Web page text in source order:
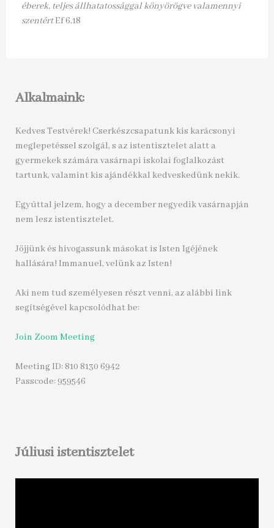
éberek, teljes állhatatossággal könyörögve valamennyi
szentértEf 6,18
Alkalmaink:
Kedves Testvérek! Cserkészcsapatunk kis karácsonyi
meglepetéssel szolgál, s az istentisztelet alatt a
gyermekek számára vasárnapi iskolai foglalkozást
tartunk, valamint kis ajándékkal kedveskedünk nekik.
Egyúttal jelzem, hogy a december negyedik vasárnapján
nem lesz istentisztelet.
Jöjjünk és hivogassunk másokat is Isten Igéjének
hallására! Immanuel, velünk az Isten!
Aki nem tud személyesen részt venni, az alábbi link
segítségével kapcsolódhat be:
Join Zoom Meeting
Meeting ID: 810 8130 6942
Passcode: 959546
Júliusi istentisztelet